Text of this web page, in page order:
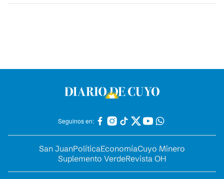
Seguinos en:
San JuanPolíticaEconomíaCuyo Minero
Suplemento VerdeRevista OH